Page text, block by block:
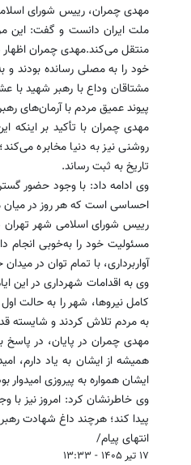
مهدی چمران، رییس شورای
ملت ایران دانست و گفت: این
منتقل می‌کند.مهدی چمران
خود را به مصلی رسانده بودند
مشتاقان وداع با رهبر شهید با
پیوند عمیق مردم با آرمان‌های
مهدی چمران با تأکید بر اینکه
روشنی نیز به دنیا مخابره
تاریخ به ثبت رساند.
وی ادامه داد: با وجود حضور
احساسی است که هر روز در میان
رییس شورای اسلامی شهر تهران
مسئولیت خود را به‌خوبی انجام
آواربرداری، با تمام توان در
وی به اقدامات شهرداری در این
کامل نیروها، شهر را به حالت
به مردم تلاش کردند و شایسته
مهدی چمران در پایان، در
همیشه از ایشان به یاد دارم،
ایشان همواره به پیروزی
وی خاطرنشان کرد: امروز نیز
پیدا کند؛ هرچند داغ شهادت
انتهای پیام/
۱۷ تیر ۱۴۰۵ - ۱۳:۳۳